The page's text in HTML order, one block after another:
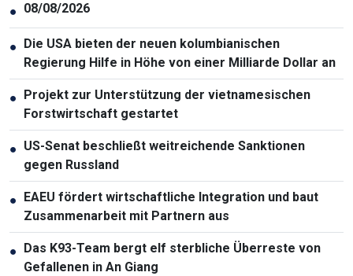
● 08/08/2026
● Die USA bieten der neuen kolumbianischen
Regierung Hilfe in Höhe von einer Milliarde Dollar an
● Projekt zur Unterstützung der vietnamesischen
Forstwirtschaft gestartet
● US-Senat beschließt weitreichende Sanktionen
gegen Russland
● EAEU fördert wirtschaftliche Integration und baut
Zusammenarbeit mit Partnern aus
● Das K93-Team bergt elf sterbliche Überreste von
Gefallenen in An Giang